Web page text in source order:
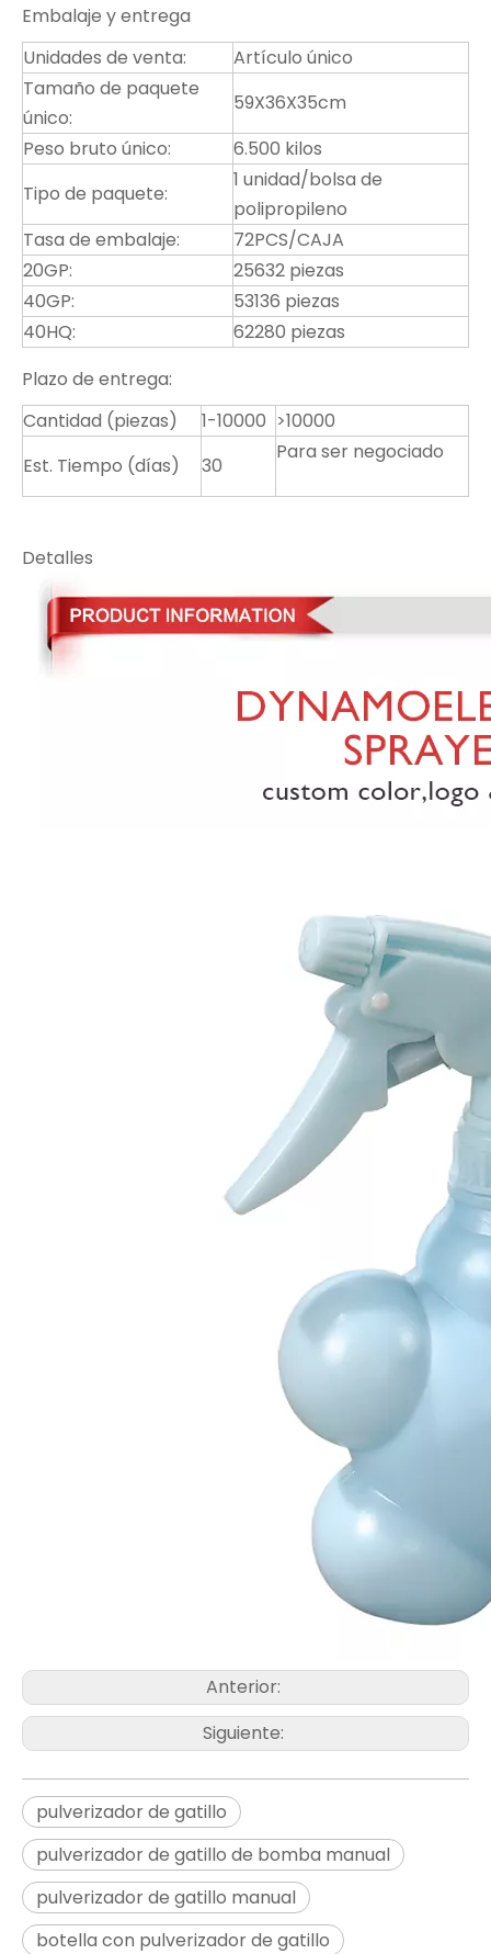
Embalaje y entrega
Unidades de venta:
Artículo único
Tamaño de paquete
único:
59X36X35cm
Peso bruto único:
6.500 kilos
Tipo de paquete:
1 unidad/bolsa de
polipropileno
Tasa de embalaje:
72PCS/CAJA
20GP:
25632 piezas
40GP:
53136 piezas
40HQ:
62280 piezas
Plazo de entrega:
Cantidad (piezas)
1-10000 >10000
Est. Tiempo (días)
30
Para ser negociado
Detalles
Anterior:
Siguiente:
pulverizador de gatillo
pulverizador de gatillo de bomba manual
pulverizador de gatillo manual
botella con pulverizador de gatillo